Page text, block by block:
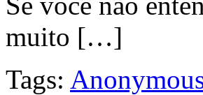
muito […]
Tags: